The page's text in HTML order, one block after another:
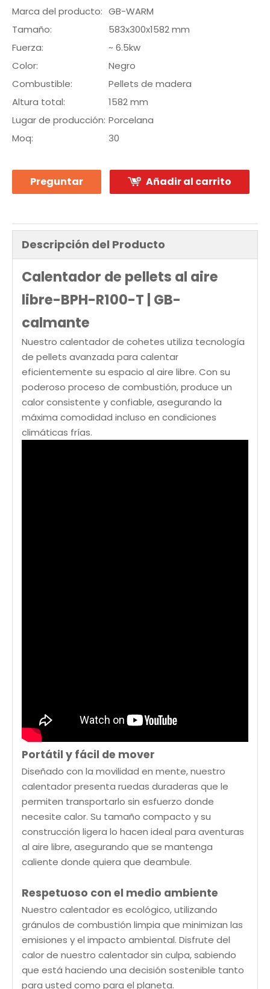
Marca del producto: GB-WARM
Tamaño:
583x300x1582 mm
Fuerza:
~ 6.5kw
Color:
Negro
Combustible:
Pellets de madera
Altura total:
1582 mm
Lugar de producción: Porcelana
Moq:
30
Preguntar Añadir al carrito
Descripción del Producto
Calentador de pellets al aire
libre-BPH-R100-T | GB-
calmante
Nuestro calentador de cohetes utiliza tecnología
de pellets avanzada para calentar
eficientemente su espacio al aire libre. Con su
poderoso proceso de combustión, produce un
calor consistente y confiable, asegurando la
máxima comodidad incluso en condiciones
climáticas frías.
Portátil y fácil de mover
Diseñado con la movilidad en mente, nuestro
calentador presenta ruedas duraderas que le
permiten transportarlo sin esfuerzo donde
necesite calor. Su tamaño compacto y su
construcción ligera lo hacen ideal para aventuras
al aire libre, asegurando que se mantenga
caliente donde quiera que deambule.
Respetuoso con el medio ambiente
Nuestro calentador es ecológico, utilizando
gránulos de combustión limpia que minimizan las
emisiones y el impacto ambiental. Disfrute del
calor de nuestro calentador sin culpa, sabiendo
que está haciendo una decisión sostenible tanto
para usted como para el planeta.